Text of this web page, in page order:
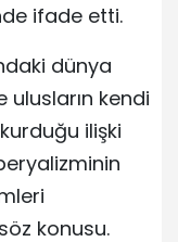
ifade etti.
dünya
kendi
ilişki
konusu.